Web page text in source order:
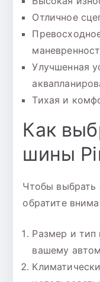
Отличное
Улучшенная
Тихая и
Как
шины
Чтобы
обратите
Размер и
вашему